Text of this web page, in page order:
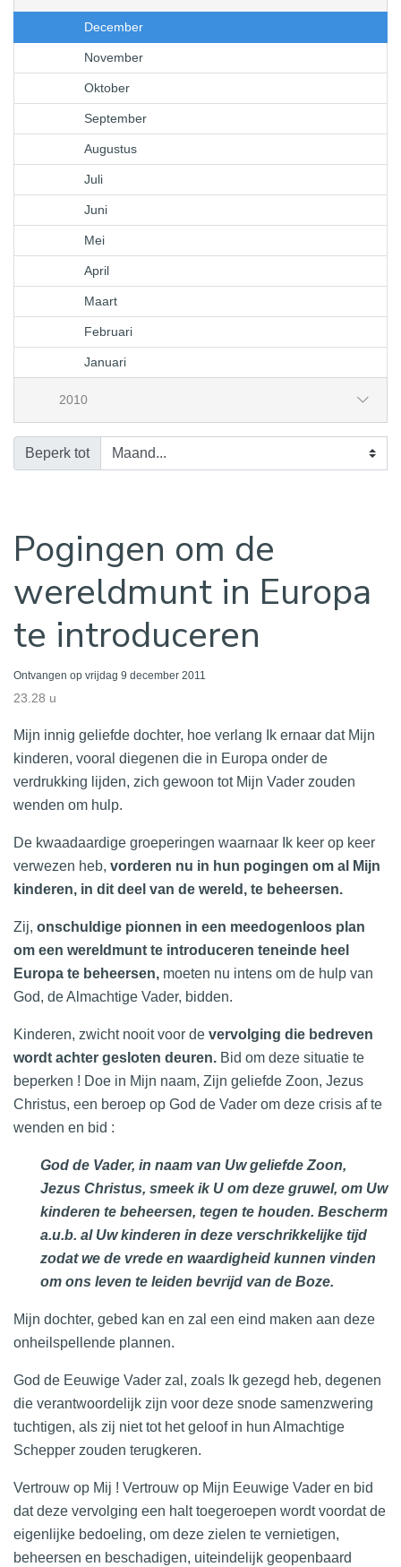
December
November
Oktober
September
Augustus
Juli
Juni
Mei
April
Maart
Februari
Januari
2010
Beperk tot
Pogingen om de
wereldmunt in Europa
te introduceren
Ontvangen op vrijdag 9 december 2011
23.28 u
Mijn innig geliefde dochter, hoe verlang Ik ernaar dat Mijn
kinderen, vooral diegenen die in Europa onder de
verdrukking lijden, zich gewoon tot Mijn Vader zouden
wenden om hulp.
De kwaadaardige groeperingen waarnaar Ik keer op keer
verwezen heb, vorderen nu in hun pogingen om al Mijn
kinderen, in dit deel van de wereld, te beheersen.
Zij, onschuldige pionnen in een meedogenloos plan
om een wereldmunt te introduceren teneinde heel
Europa te beheersen, moeten nu intens om de hulp van
God, de Almachtige Vader, bidden.
Kinderen, zwicht nooit voor de vervolging die bedreven
wordt achter gesloten deuren. Bid om deze situatie te
beperken ! Doe in Mijn naam, Zijn geliefde Zoon, Jezus
Christus, een beroep op God de Vader om deze crisis af te
wenden en bid :
God de Vader, in naam van Uw geliefde Zoon,
Jezus Christus, smeek ik U om deze gruwel, om Uw
kinderen te beheersen, tegen te houden. Bescherm
a.u.b. al Uw kinderen in deze verschrikkelijke tijd
zodat we de vrede en waardigheid kunnen vinden
om ons leven te leiden bevrijd van de Boze.
Mijn dochter, gebed kan en zal een eind maken aan deze
onheilspellende plannen.
God de Eeuwige Vader zal, zoals Ik gezegd heb, degenen
die verantwoordelijk zijn voor deze snode samenzwering
tuchtigen, als zij niet tot het geloof in hun Almachtige
Schepper zouden terugkeren.
Vertrouw op Mij ! Vertrouw op Mijn Eeuwige Vader en bid
dat deze vervolging een halt toegeroepen wordt voordat de
eigenlijke bedoeling, om deze zielen te vernietigen,
beheersen en beschadigen, uiteindelijk geopenbaard